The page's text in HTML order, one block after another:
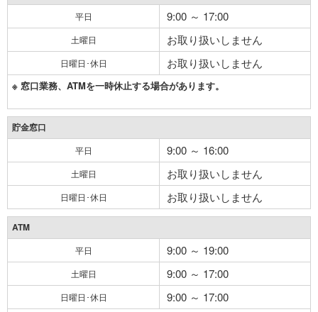
平日 9:00 ～ 17:00
土曜日 お取り扱いしません
日曜日･休日 お取り扱いしません
※ 窓口業務、ATMを一時休止する場合があります。
貯金窓口
平日 9:00 ～ 16:00
土曜日 お取り扱いしません
日曜日･休日 お取り扱いしません
ATM
平日 9:00 ～ 19:00
土曜日 9:00 ～ 17:00
日曜日･休日 9:00 ～ 17:00